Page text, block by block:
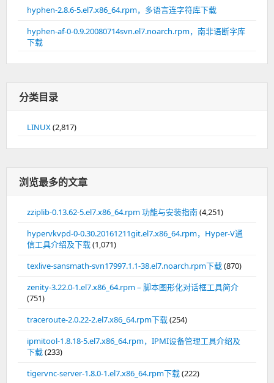
hyphen-2.8.6-5.el7.x86_64.rpm，多语言连字符库下载
hyphen-af-0-0.9.20080714svn.el7.noarch.rpm，南非语断字库
下载
分类目录
LINUX(2,817)
浏览最多的文章
zziplib-0.13.62-5.el7.x86_64.rpm 功能与安装指南(4,251)
hypervkvpd-0-0.30.20161211git.el7.x86_64.rpm，Hyper-V通
信工具介绍及下载(1,071)
texlive-sansmath-svn17997.1.1-38.el7.noarch.rpm下载(870)
zenity-3.22.0-1.el7.x86_64.rpm – 脚本图形化对话框工具简介
(751)
traceroute-2.0.22-2.el7.x86_64.rpm下载(254)
ipmitool-1.8.18-5.el7.x86_64.rpm，IPMI设备管理工具介绍及
下载(233)
tigervnc-server-1.8.0-1.el7.x86_64.rpm下载(222)